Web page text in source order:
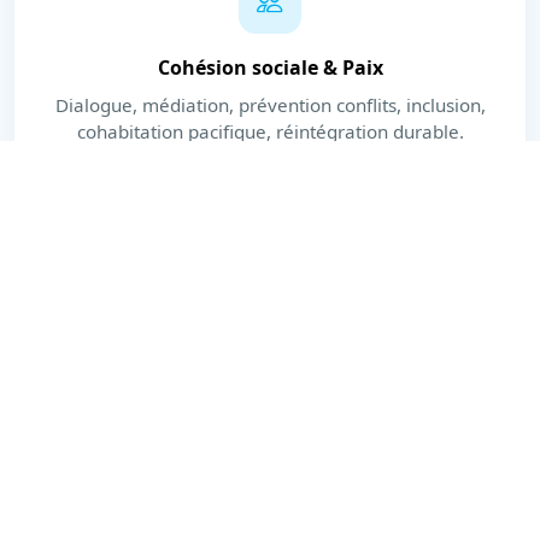
Cohésion sociale & Paix
Dialogue, médiation, prévention conflits, inclusion,
cohabitation pacifique, réintégration durable.